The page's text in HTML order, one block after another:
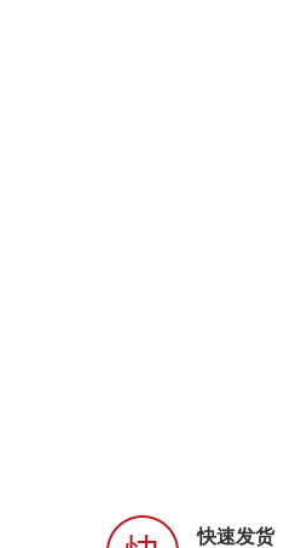
快速发货